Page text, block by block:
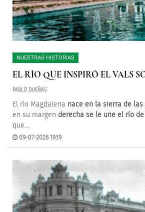
NUESTRAS HISTORIAS
EL RÍO QUE INSPIRÓ EL VALS
PABLO DUEÑAS
El río Magdalena nace en la sierra de las
en su margen derecha se le une el río de
que...
09-07-2026 19:19